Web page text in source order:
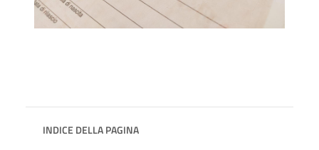
INDICE DELLA PAGINA